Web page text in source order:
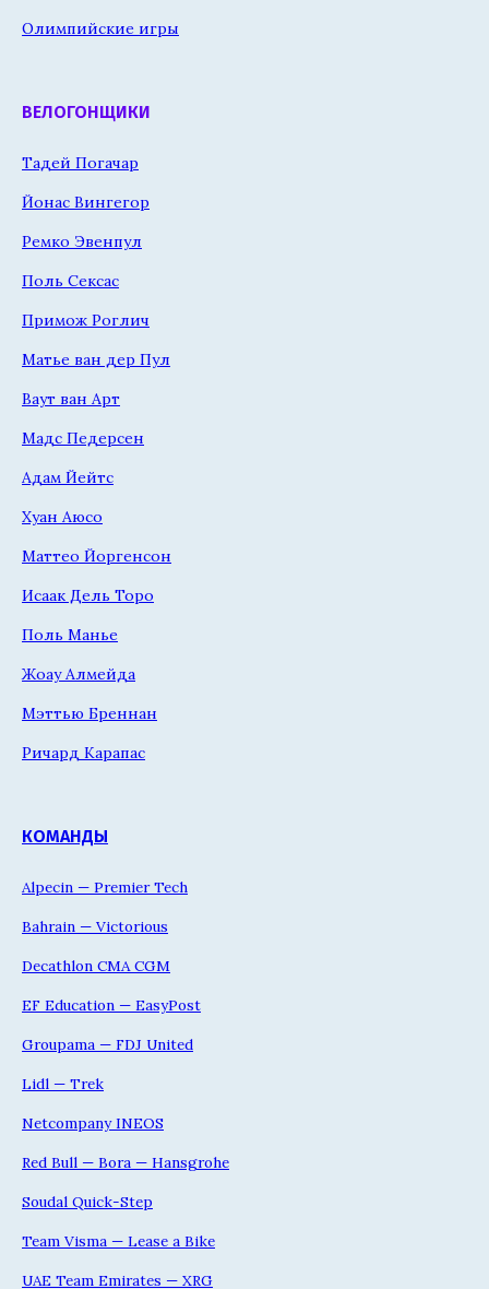
Олимпийские игры
ВЕЛОГОНЩИКИ
Тадей Погачар
Йонас Вингегор
Ремко Эвенпул
Поль Сексас
Примож Роглич
Матье ван дер Пул
Ваут ван Арт
Мадс Педерсен
Адам Йейтс
Хуан Аюсо
Маттео Йоргенсон
Исаак Дель Торо
Поль Манье
Жоау Алмейда
Мэттью Бреннан
Ричард Карапас
КОМАНДЫ
Alpecin — Premier Tech
Bahrain — Victorious
Decathlon CMA CGM
EF Education — EasyPost
Groupama — FDJ United
Lidl — Trek
Netcompany INEOS
Red Bull — Bora — Hansgrohe
Soudal Quick-Step
Team Visma — Lease a Bike
UAE Team Emirates — XRG